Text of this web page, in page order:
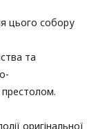
цього собору
та
оригінальної